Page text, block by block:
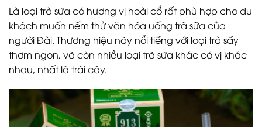
Là loại trà sữa có hương vị hoài cổ rất phù hợp cho du
khách muốn nếm thử văn hóa uống trà sữa của
người Đài. Thương hiệu này nổi tiếng với loại trà sấy
thơm ngon, và còn nhiều loại trà sữa khác có vị khác
nhau, nhất là trái cây.